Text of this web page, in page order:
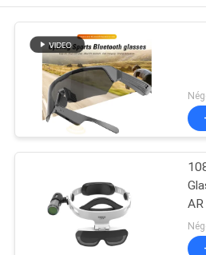
PRODUITS
SUJET
NOUS
VISITE
D'USINE
Verres
Head
Display